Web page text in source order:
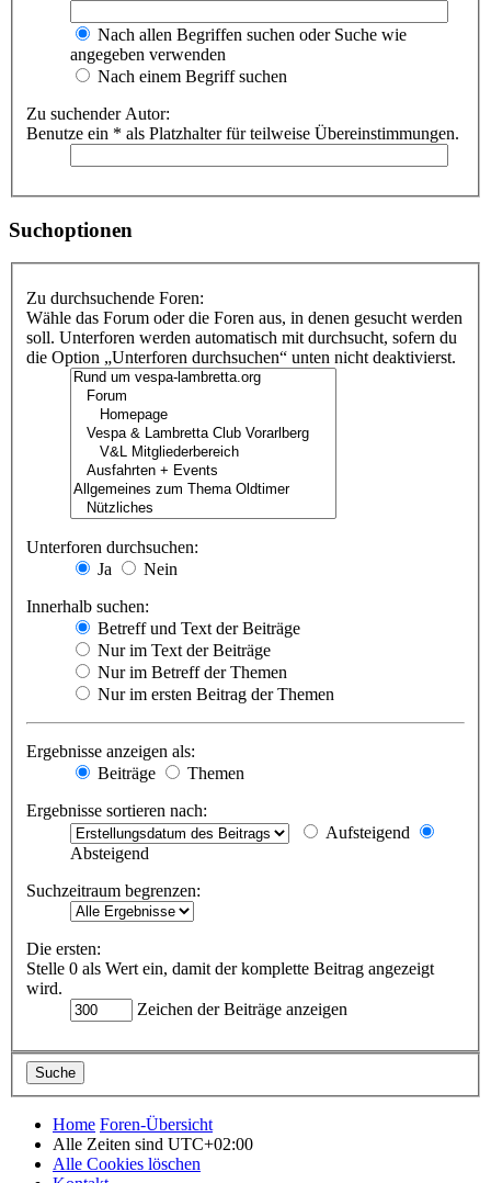
Nach allen Begriffen suchen oder Suche wie
angegeben verwenden
Nach einem Begriff suchen
Zu suchender Autor:
Benutze ein * als Platzhalter für teilweise Übereinstimmungen.
Suchoptionen
Zu durchsuchende Foren:
Wähle das Forum oder die Foren aus, in denen gesucht werden
soll. Unterforen werden automatisch mit durchsucht, sofern du
die Option „Unterforen durchsuchen“ unten nicht deaktivierst.
Unterforen durchsuchen:
Ja
Nein
Innerhalb suchen:
Betreff und Text der Beiträge
Nur im Text der Beiträge
Nur im Betreff der Themen
Nur im ersten Beitrag der Themen
Ergebnisse anzeigen als:
Beiträge
Themen
Ergebnisse sortieren nach:
Aufsteigend
Absteigend
Suchzeitraum begrenzen:
Die ersten:
Stelle 0 als Wert ein, damit der komplette Beitrag angezeigt
wird.
Zeichen der Beiträge anzeigen
Home Foren-Übersicht
Alle Zeiten sind UTC+02:00
Alle Cookies löschen